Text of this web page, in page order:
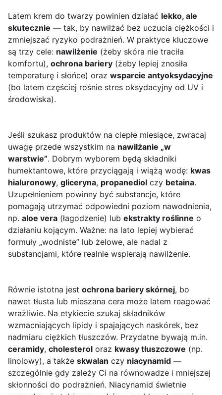
Latem krem do twarzy powinien działać lekko, ale
skutecznie — tak, by nawilżać bez uczucia ciężkości i
zmniejszać ryzyko podrażnień. W praktyce kluczowe
są trzy cele: nawilżenie (żeby skóra nie traciła
komfortu), ochrona bariery (żeby lepiej znosiła
temperaturę i słońce) oraz wsparcie antyoksydacyjne
(bo latem częściej rośnie stres oksydacyjny od UV i
środowiska).
Jeśli szukasz produktów na ciepłe miesiące, zwracaj
uwagę przede wszystkim na nawilżanie „w
warstwie”. Dobrym wyborem będą składniki
humektantowe, które przyciągają i wiążą wodę: kwas
hialuronowy, gliceryna, propanediol czy betaina.
Uzupełnieniem powinny być substancje, które
pomagają utrzymać odpowiedni poziom nawodnienia,
np. aloe vera (łagodzenie) lub ekstrakty roślinne o
działaniu kojącym. Ważne: na lato lepiej wybierać
formuły „wodniste” lub żelowe, ale nadal z
substancjami, które realnie wspierają nawilżenie.
Równie istotna jest ochrona bariery skórnej, bo
nawet tłusta lub mieszana cera może latem reagować
wrażliwie. Na etykiecie szukaj składników
wzmacniających lipidy i spajających naskórek, bez
nadmiaru ciężkich tłuszczów. Przydatne bywają m.in.
ceramidy, cholesterol oraz kwasy tłuszczowe (np.
linolowy), a także skwalan czy niacynamid —
szczególnie gdy zależy Ci na równowadze i mniejszej
skłonności do podrażnień. Niacynamid świetnie